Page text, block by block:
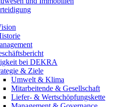
bei DEKRA
& Ziele
Umwelt & Klima
Mitarbeitende & Gesellschaft
Liefer- & Wertschöpfungskette